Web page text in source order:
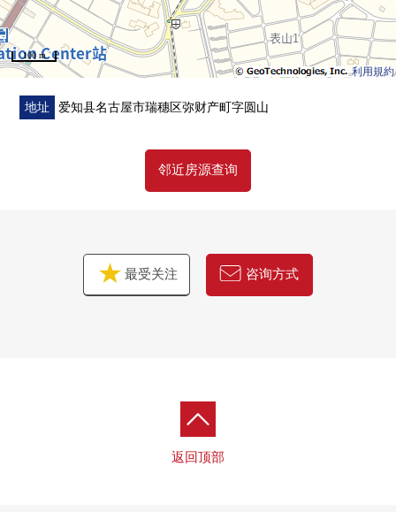
利用規約
100 m
地址 爱知县名古屋市瑞穗区弥财产町字圆山
邻近房源查询
最受关注 咨询方式
返回顶部